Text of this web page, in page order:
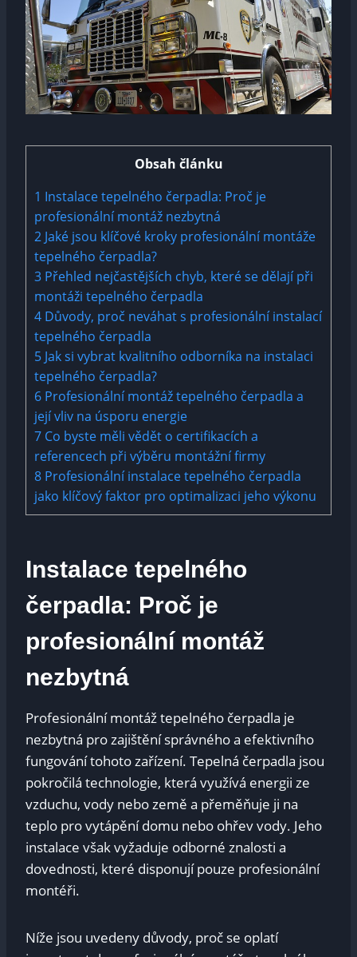
Obsah článku
1 Instalace tepelného čerpadla: Proč je
profesionální montáž nezbytná
2 Jaké jsou klíčové kroky profesionální montáže
tepelného čerpadla?
3 Přehled nejčastějších chyb, které se dělají při
montáži tepelného čerpadla
4 Důvody, proč neváhat s profesionální instalací
tepelného čerpadla
5 Jak si vybrat kvalitního odborníka na instalaci
tepelného čerpadla?
6 Profesionální montáž tepelného čerpadla a
její vliv na úsporu energie
7 Co byste měli vědět o certifikacích a
referencech při výběru montážní firmy
8 Profesionální instalace tepelného čerpadla
jako klíčový faktor pro optimalizaci jeho výkonu
Instalace tepelného
čerpadla: Proč je
profesionální montáž
nezbytná
Profesionální montáž tepelného čerpadla je
nezbytná pro zajištění správného a efektivního
fungování tohoto zařízení. Tepelná čerpadla jsou
pokročilá technologie, která využívá energii ze
vzduchu, vody nebo země a přeměňuje ji na
teplo pro vytápění domu nebo ohřev vody. Jeho
instalace však vyžaduje odborné znalosti a
dovednosti, které disponují pouze profesionální
montéři.
Níže jsou uvedeny důvody, proč se oplatí